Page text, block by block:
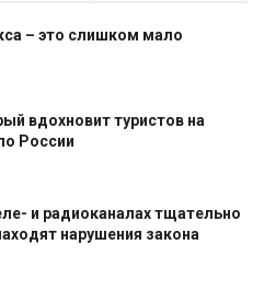
– это слишком мало
вдохновит туристов на
России
и радиоканалах тщательно
нарушения закона